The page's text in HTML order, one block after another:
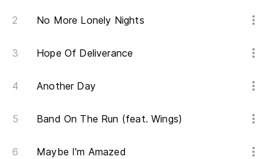
No More Lonely Nights
Hope Of Deliverance
Another Day
Band On The Run (feat. Wings)
Maybe I'm Amazed